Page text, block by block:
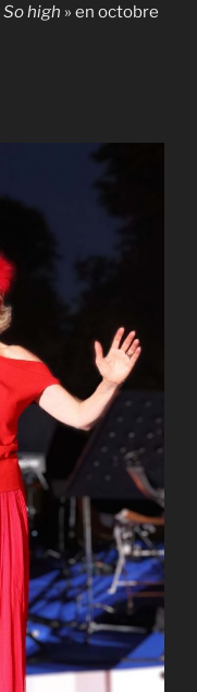
So high » en octobre